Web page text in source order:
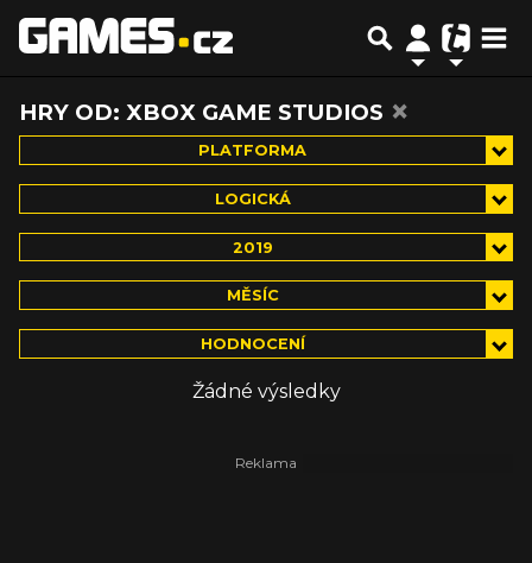
HRY OD: XBOX GAME STUDIOS ×
PLATFORMA
LOGICKÁ
2019
MĚSÍC
HODNOCENÍ
Žádné výsledky